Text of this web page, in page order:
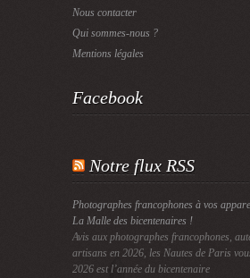
Nous contacter
Qui sommes-nous ?
Mentions légales
Facebook
Notre flux RSS
Photographes francophones à vos
La Malle des bicentenaires !
Avis aux photographes francophones,
artisans en 2026, les Nautes de Paris
2026 est l’année du bicentenaire